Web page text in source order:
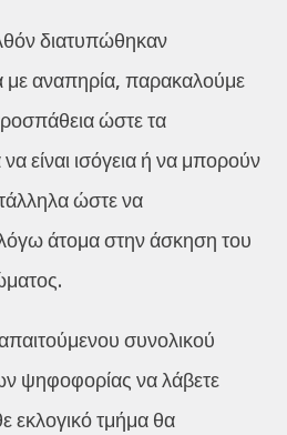
διατυπώθηκαν
αναπηρία, παρακαλούμε
ώστε τα
είναι ισόγεια ή να μπορούν
ώστε να
άτομα στην άσκηση του
συνολικού
ψηφοφορίας να λάβετε
εκλογικό τμήμα θα